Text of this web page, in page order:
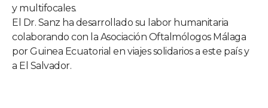
y multifocales.
El Dr. Sanz ha desarrollado su labor humanitaria
colaborando con la Asociación Oftalmólogos Málaga
por Guinea Ecuatorial en viajes solidarios a este país y
a El Salvador.